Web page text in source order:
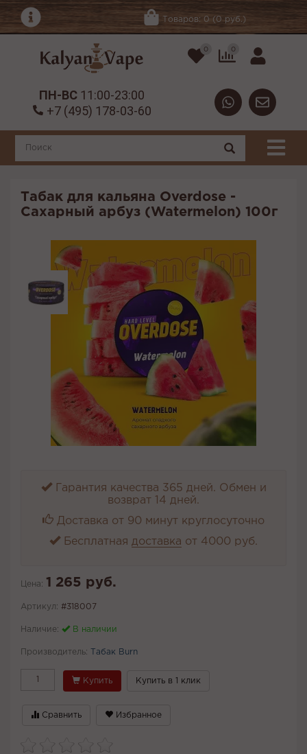
Товаров: 0 (0 руб.)
0 0
ПН-ВС 11:00-23:00
+7 (495) 178-03-60
Табак для кальяна Overdose -
Сахарный арбуз (Watermelon) 100г
Гарантия качества 365 дней. Обмен и
возврат 14 дней.
Доставка от 90 минут круглосуточно
Бесплатная доставка от 4000 руб.
Цена: 1 265 руб.
Артикул: #318007
Наличие: В наличии
Производитель: Табак Burn
Купить Купить в 1 клик
Сравнить Избранное